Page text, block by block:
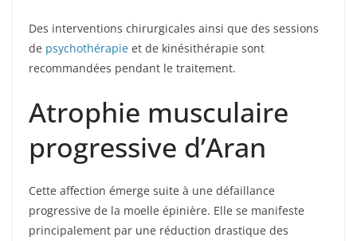
Des interventions chirurgicales ainsi que des sessions
de psychothérapie et de kinésithérapie sont
recommandées pendant le traitement.
Atrophie musculaire
progressive d’Aran
Cette affection émerge suite à une défaillance
progressive de la moelle épinière. Elle se manifeste
principalement par une réduction drastique des